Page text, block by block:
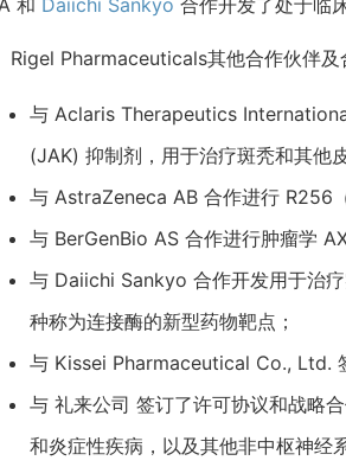
Rigel Pharmaceuticals其他合作伙伴及
与 Aclaris Therapeutics
(JAK) 抑制剂，用于治疗斑秃和其他
与 AstraZeneca AB 合作进行 R256
与 BerGenBio AS 合作进行肿瘤学
与 Daiichi Sankyo 合作开发用于治
种称为连接酶的新型药物靶点；
与 Kissei Pharmaceutical Co., Ltd.
与 礼来公司 签订了许可协议和战略
和炎症性疾病，以及其他非中枢神经